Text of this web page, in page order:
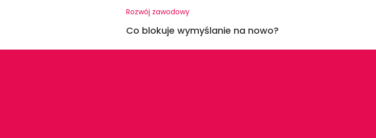
Rozwój zawodowy
Co blokuje wymyślanie na nowo?